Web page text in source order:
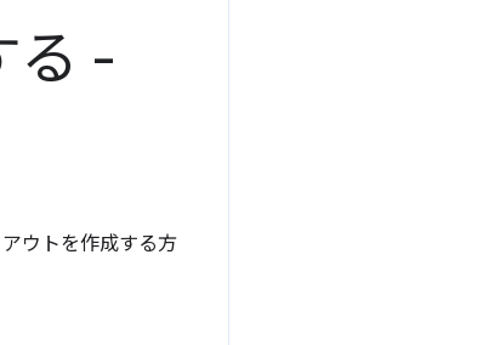
る -
ウトを作成する方